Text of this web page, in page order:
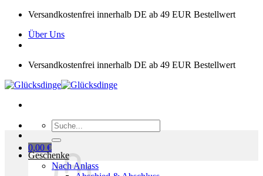
Zum
springen
Versandkostenfrei innerhalb DE ab 49 EUR Bestellwert
Über Uns
Versandkostenfrei innerhalb DE ab 49 EUR Bestellwert
Suchen
nach:
0,00 €
Geschenke
Nach Anlass